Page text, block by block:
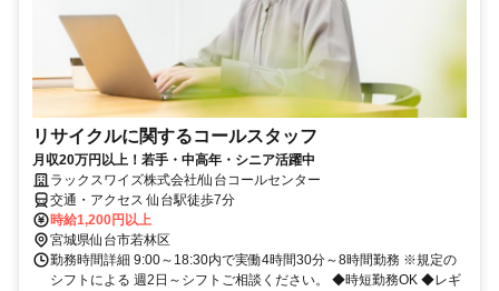
リサイクルに関するコールスタッフ
月収20万円以上！若手・中高年・シニア活躍中
ラックスワイズ株式会社/仙台コールセンター
交通・アクセス 仙台駅徒歩7分
時給1,200円以上
宮城県仙台市若林区
勤務時間詳細 9:00～18:30内で実働4時間30分～8時間勤務 ※規定の
シフトによる 週2日～シフトご相談ください。 ◆時短勤務OK ◆レギ